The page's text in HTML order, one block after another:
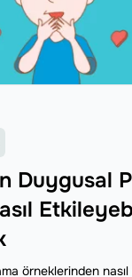
Duygusal
örneklerinden